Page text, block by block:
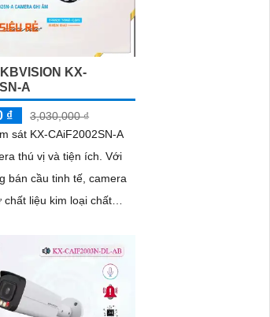
KX-
A
₫
3,030,000 ₫
sát KX-CAiF2002SN-A
thú vị và tiện ích. Với
bán cầu tinh tế, camera
liệu kim loại chất
cấp